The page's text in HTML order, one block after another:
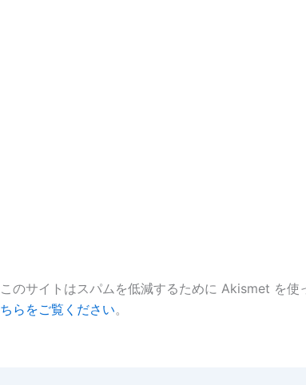
このサイトはスパムを低減するために Akismet を使
ちらをご覧ください。